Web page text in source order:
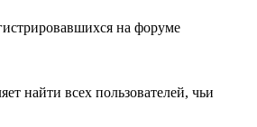
на форуме
найти всех пользователей, чьи